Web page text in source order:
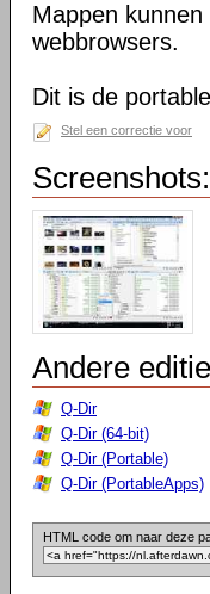
Mappen
webbrowsers.
Dit is de
Stel een correctie voor
Screenshots:
Andere
Q-Dir
Q-Dir (64-bit)
Q-Dir (Portable)
Q-Dir (PortableApps)
HTML code om naar deze